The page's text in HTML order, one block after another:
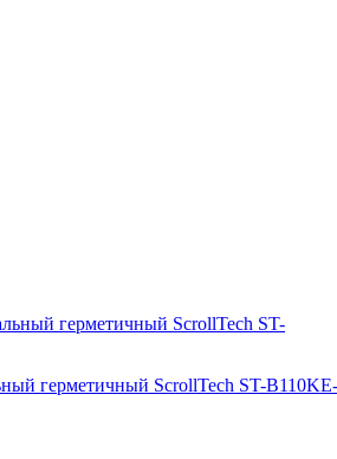
герметичный ScrollTech ST-B110KE-